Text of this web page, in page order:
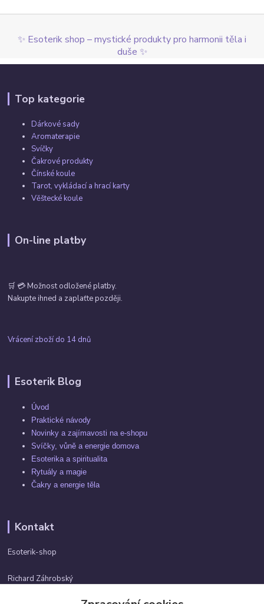
✨ Esoterik shop – mystické produkty pro harmonii těla i
duše ✨
Top kategorie
Dárkové sady
Aromaterapie
Svíčky
Čakrové produkty
Čínské koule
Tarot, vykládací a hrací karty
Věštecké koule
On-line platby
🛒 💳 Možnost odložené platby.
Nakupte ihned a zaplaťte později.
Vrácení zboží do 14 dnů
Esoterik Blog
Úvod
Praktické návody
Novinky a zajímavosti na e-shopu
Svíčky, vůně a energie domova
Esoterika a spiritualita
Rytuály a magie
Čakry a energie těla
Kontakt
Esoterik-shop
Richard Záhrobský